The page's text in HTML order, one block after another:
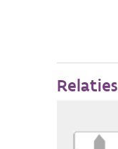
Relaties